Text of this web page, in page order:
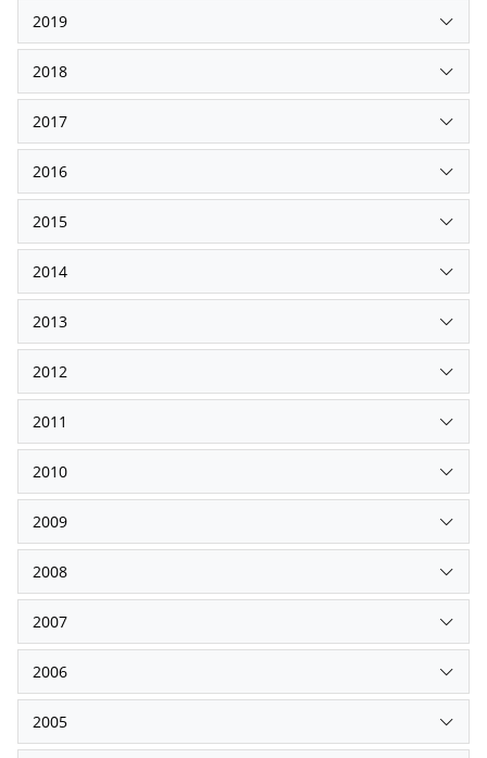
2019
2018
2017
2016
2015
2014
2013
2012
2011
2010
2009
2008
2007
2006
2005